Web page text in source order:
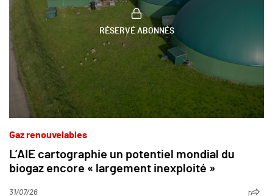
RÉSERVÉ ABONNÉS
Gaz renouvelables
L’AIE cartographie un potentiel mondial du
biogaz encore « largement inexploité »
31/07/26